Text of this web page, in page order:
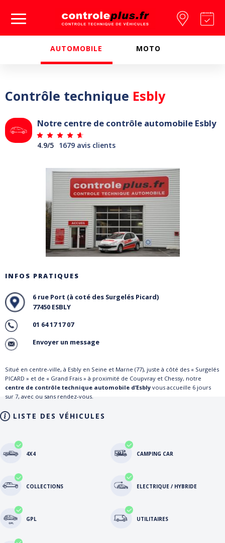
Controleplus.fr
Trouver
AUTOMOBILE MOTO
Contrôle technique Esbly
Notre centre de contrôle automobile Esbly
4.9/5 1679 avis clients
INFOS PRATIQUES
6 rue Port (à coté des Surgelés Picard)
77450 ESBLY
01 64 17 17 07
Envoyer un message
Situé en centre-ville, à Esbly en Seine et Marne (77), juste à côté des « Surgelés
PICARD » et de « Grand Frais » à proximité de Coupvray et Chessy, notre
centre de contrôle technique automobile d’Esbly vous accueille 6 jours
sur 7, avec ou sans rendez-vous.
LISTE DES VÉHICULES
4X4 CAMPING CAR
COLLECTIONS ELECTRIQUE / HYBRIDE
GPL UTILITAIRES